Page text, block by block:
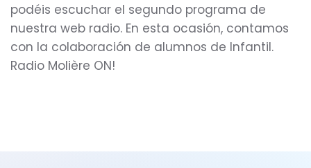
podéis escuchar el segundo programa de
nuestra web radio. En esta ocasión, contamos
con la colaboración de alumnos de Infantil.
Radio Molière ON!